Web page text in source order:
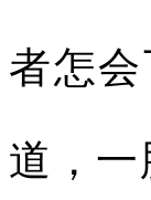
者怎
道，